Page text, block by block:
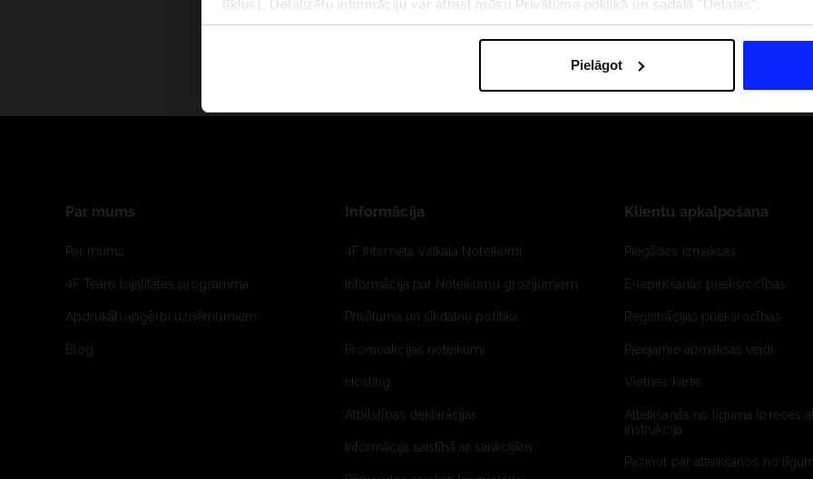
tīklus). Detalizētu informāciju var atrast mūsu Privātuma politikā un sadaļā "Detaļas".
Pielāgot
VEIKALU ADRESES B2B 4F TEAM LOJALITĀTES
Par mums
Par mums
4F Team lojalitātes programma
Apdrukāti apģērbi uzņēmumiem
Blog
Informācija
4F Interneta Veikala Noteikumi
Informācija par Noteikumu grozījumiem
Privātuma un sīkdatņu politika
Promoakcijas noteikumi
Hosting
Atbilstības deklarācijas
Informācija saistībā ar sankcijām
Klientu apkalpošana
Piegādes izmaksas
E-iepirkšanās priekšrocības
Reģistrācijas priekšrocības
Pieejamie apmaksas veidi
Vietnes karte
Atteikšanās no līguma (preces
instrukcija
Paziņot par atteikšanos no